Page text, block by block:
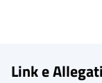
Link e Allegati